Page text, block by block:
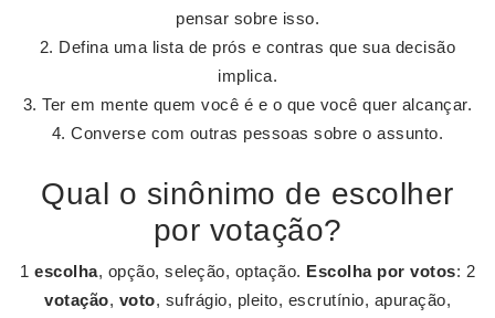
pensar sobre isso.
Defina uma lista de prós e contras que sua decisão
implica.
Ter em mente quem você é e o que você quer alcançar.
Converse com outras pessoas sobre o assunto.
Qual o sinônimo de escolher
por votação?
1 escolha, opção, seleção, optação. Escolha por votos: 2
votação, voto, sufrágio, pleito, escrutínio, apuração,